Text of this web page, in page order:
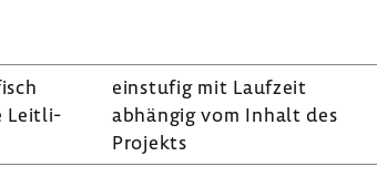
Leit­li­
einstufig mit Lauf­zeit
abhängig vom Inhalt des
Projekts